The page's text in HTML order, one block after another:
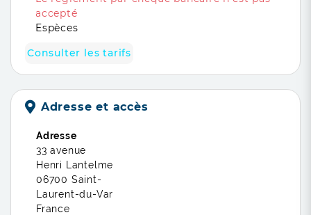
accepté
Espèces
Consulter les tarifs
Adresse et accès
Adresse
33 avenue
Henri Lantelme
06700 Saint-
Laurent-du-Var
France